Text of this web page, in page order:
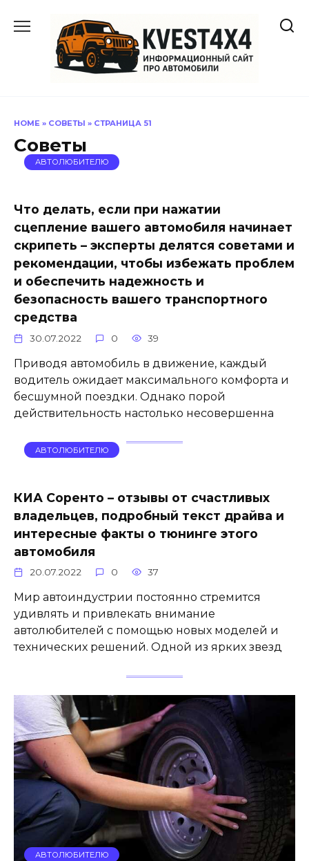
содержанию
HOME » СОВЕТЫ » СТРАНИЦА 51
Советы
АВТОЛЮБИТЕЛЮ
Что делать, если при нажатии
сцепление вашего автомобиля начинает
скрипеть – эксперты делятся советами и
рекомендации, чтобы избежать проблем
и обеспечить надежность и
безопасность вашего транспортного
средства
30.07.2022 0 39
Приводя автомобиль в движение, каждый
водитель ожидает максимального комфорта и
бесшумной поездки. Однако порой
действительность настолько несовершенна
АВТОЛЮБИТЕЛЮ
КИА Соренто – отзывы от счастливых
владельцев, подробный текст драйва и
интересные факты о тюнинге этого
автомобиля
20.07.2022 0 37
Мир автоиндустрии постоянно стремится
удивлять и привлекать внимание
автолюбителей с помощью новых моделей и
технических решений. Одной из ярких звезд
АВТОЛЮБИТЕЛЮ